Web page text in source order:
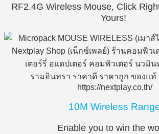
RF2.4G Wireless Mouse, Click
Yours!
10M Wireless
Enable you to win the